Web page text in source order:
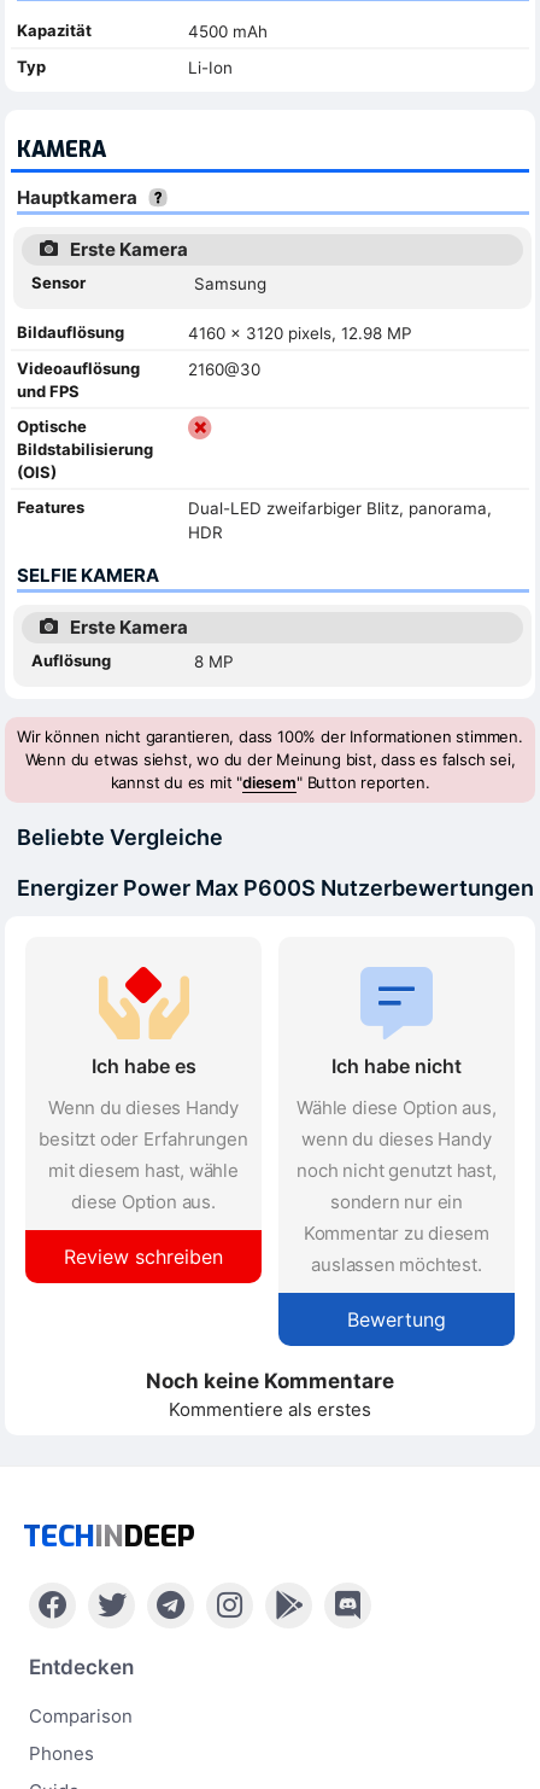
Kapazität
4500 mAh
Typ
Li-Ion
KAMERA
Hauptkamera
Erste Kamera
Sensor Samsung
Bildauflösung
4160 x 3120 pixels, 12.98 MP
Videoauflösung
und FPS
2160@30
Optische
Bildstabilisierung
(OIS)
Features
Dual-LED zweifarbiger Blitz, panorama,
HDR
SELFIE KAMERA
Erste Kamera
Auflösung 8 MP
Wir können nicht garantieren, dass 100% der Informationen stimmen.
Wenn du etwas siehst, wo du der Meinung bist, dass es falsch sei,
kannst du es mit "diesem" Button reporten.
Beliebte Vergleiche
Energizer Power Max P600S Nutzerbewertungen
Ich habe es
Wenn du dieses Handy
besitzt oder Erfahrungen
mit diesem hast, wähle
diese Option aus.
Review schreiben
Ich habe nicht
Wähle diese Option aus,
wenn du dieses Handy
noch nicht genutzt hast,
sondern nur ein
Kommentar zu diesem
auslassen möchtest.
Bewertung
Noch keine Kommentare
Kommentiere als erstes
TECHINDEEP
Entdecken
Comparison
Phones